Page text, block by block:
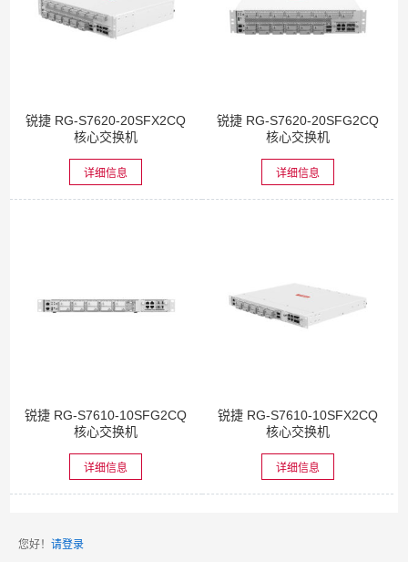
锐捷 RG-S7620-20SFX2CQ
核心交换机
详细信息
锐捷 RG-S7620-20SFG2CQ
核心交换机
详细信息
锐捷 RG-S7610-10SFG2CQ
核心交换机
详细信息
锐捷 RG-S7610-10SFX2CQ
核心交换机
详细信息
您好！ 请登录